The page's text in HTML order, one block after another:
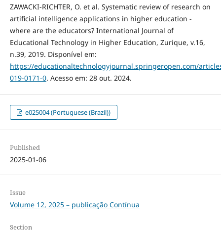
ZAWACKI-RICHTER, O. et al. Systematic review of research on
artificial intelligence applications in higher education -
where are the educators? International Journal of
Educational Technology in Higher Education, Zurique, v.16,
n.39, 2019. Disponível em:
https://educationaltechnologyjournal.springeropen.com/
019-0171-0. Acesso em: 28 out. 2024.
e025004 (Portuguese (Brazil))
Published
2025-01-06
Issue
Volume 12, 2025 – publicação Contínua
Section